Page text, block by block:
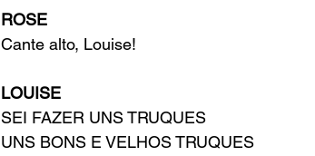
ROSE
Cante alto, Louise!
LOUISE
SEI FAZER UNS TRUQUES
UNS BONS E VELHOS TRUQUES